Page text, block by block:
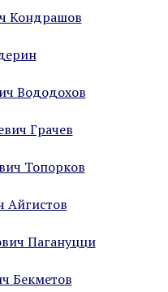
Кондрашов
Вододохов
Грачев
Топорков
Айгистов
Пагануцци
Бекметов